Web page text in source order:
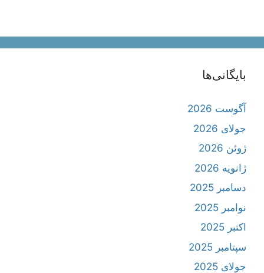
بایگانی‌ها
آگوست 2026
جولای 2026
ژوئن 2026
ژانویه 2026
دسامبر 2025
نوامبر 2025
اکتبر 2025
سپتامبر 2025
جولای 2025